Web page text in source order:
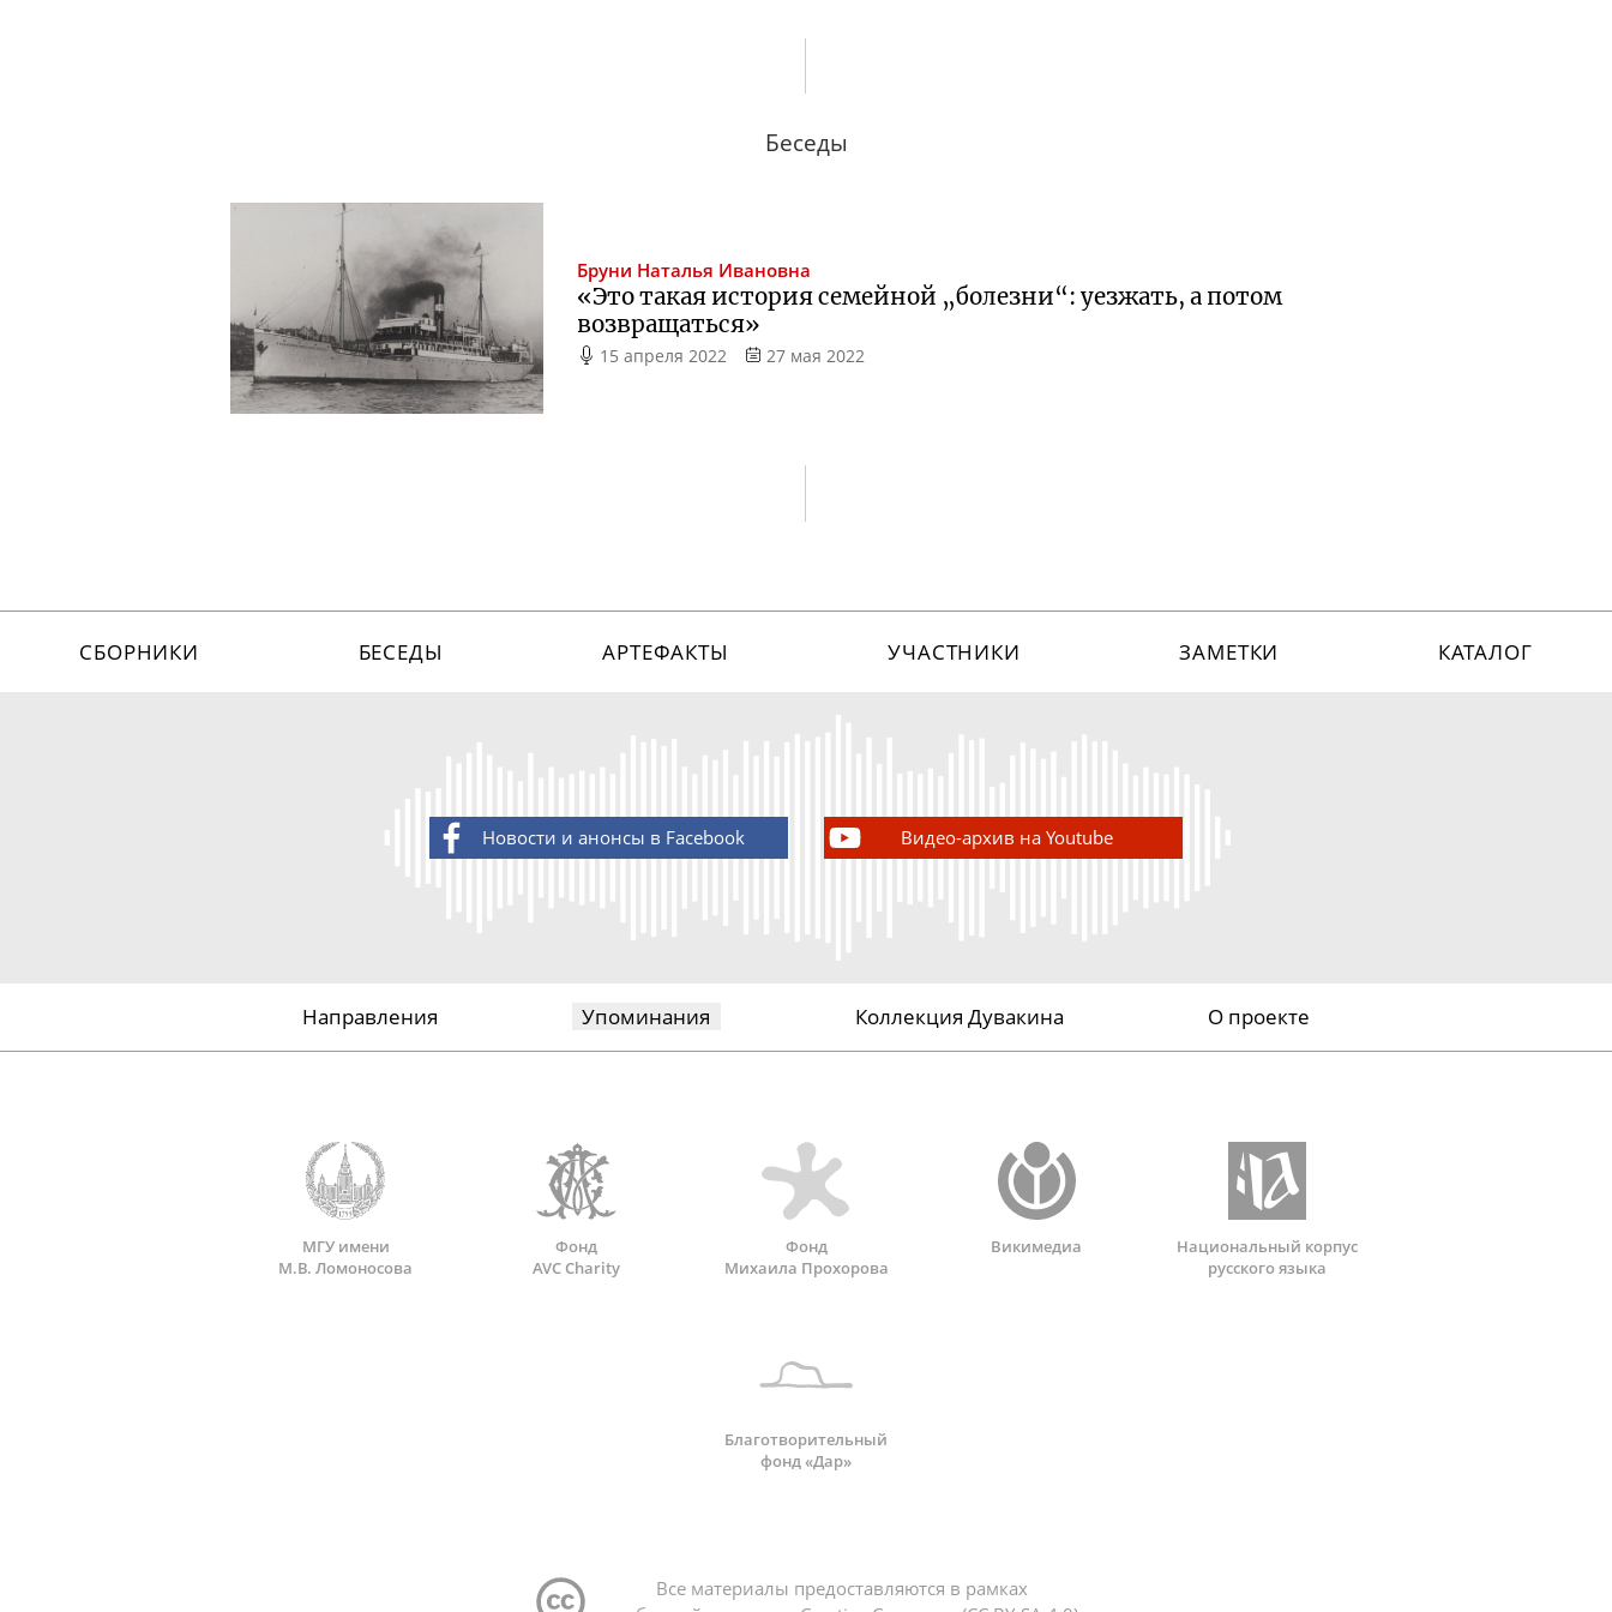
Беседы
Бруни Наталья Ивановна
«Это такая история семейной „болезни“: уезжать, а потом
возвращаться»
15 апреля 2022 27 мая 2022
СБОРНИКИ БЕСЕДЫ АРТЕФАКТЫ УЧАСТНИКИ ЗАМЕТКИ КАТАЛОГ
Новости и анонсы в Facebook Видео-архив на Youtube
Направления Упоминания Коллекция Дувакина О проекте
МГУ имени
М.В. Ломоносова
Фонд
AVC Charity
Фонд
Михаила Прохорова
Викимедиа
Национальный корпус
русского языка
Благотворительный
фонд «Дар»
Все материалы предоставляются в рамках